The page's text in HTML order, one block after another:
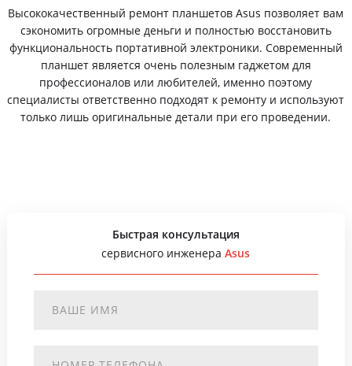
Высококачественный ремонт планшетов Asus позволяет вам
сэкономить огромные деньги и полностью восстановить
функциональность портативной электроники. Современный
планшет является очень полезным гаджетом для
профессионалов или любителей, именно поэтому
специалисты ответственно подходят к ремонту и используют
только лишь оригинальные детали при его проведении.
Быстрая консультация
сервисного инженераAsus